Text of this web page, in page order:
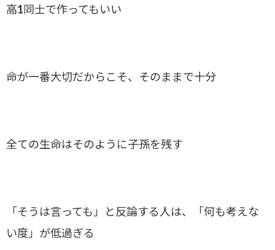
高1同士で作ってもいい
命が一番大切だからこそ、そのままで十分
全ての生命はそのように子孫を残す
「そうは言っても」と反論する人は、「何も考えな
い度」が低過ぎる